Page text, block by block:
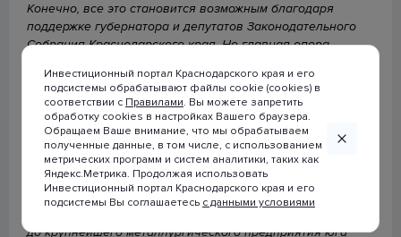
Конечно, все это становится возможным благодаря
поддержке губернатора и депутатов Законодательного
Собрания Краснодарского края. Но главная опора
Демченко.
Поздравляя коллектив предприятия, губернатор
Вениамин Кондратьев отметил, что Абинский
электрометаллургический завод – флагман индустрии и
сердце кубанской металлургии.
до крупнейшего металлургического предприятия юга
© 2007-2026 Инвестиционный портал
Краснодарского края
При использовании материалов
ссылка на сайт
www.investkuban.ruобязательна
Инвестиционный портал Краснодарского края и его
подсистемы обрабатывают файлы cookie (cookies) в
соответствии с Правилами. Вы можете запретить
обработку cookies в настройках Вашего браузера.
Обращаем Ваше внимание, что мы обрабатываем
полученные данные, в том числе, с использованием
метрических программ и систем аналитики, таких как
Яндекс.Метрика. Продолжая использовать
Инвестиционный портал Краснодарского края и его
подсистемы Вы соглашаетесь с данными условиями